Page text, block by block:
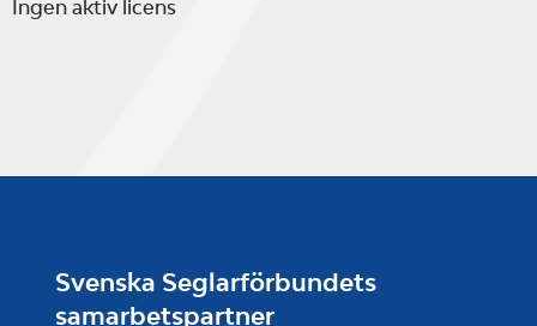
Ingen aktiv licens
Svenska Seglarförbundets
samarbetspartner